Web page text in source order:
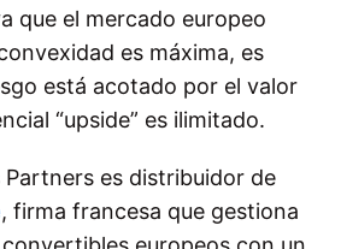
que el mercado europeo
es máxima, es
está acotado por el valor
“upside” es ilimitado.
es distribuidor de
, firma francesa que gestiona